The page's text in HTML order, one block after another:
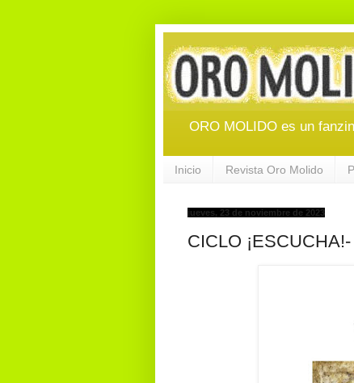
ORO MOLIDO es un
Inicio Revista Oro Molido
jueves, 23 de noviembre de 2023
CICLO